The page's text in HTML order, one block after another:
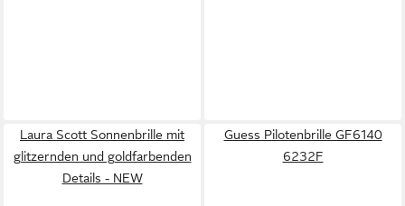
Laura Scott Sonnenbrille mit
glitzernden und goldfarbenden
Details - NEW
Guess Pilotenbrille GF6140
6232F